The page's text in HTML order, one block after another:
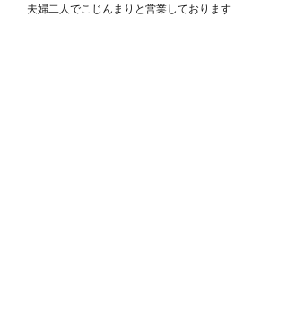
夫婦二人でこじんまりと営業しております